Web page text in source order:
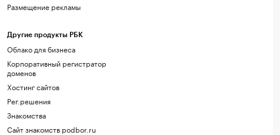
Размещение рекламы
Другие продукты РБК
Облако для бизнеса
Корпоративный регистратор
доменов
Хостинг сайтов
Рег.решения
Знакомства
Сайт знакомств podbor.ru